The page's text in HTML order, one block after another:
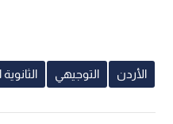
الأردن التوجيهي